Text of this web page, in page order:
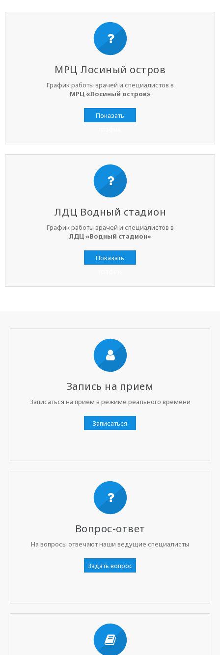
МРЦ Лосиный остров
График работы врачей и специалистов в
МРЦ «Лосиный остров»
Показать
ЛДЦ Водный стадион
График работы врачей и специалистов в
ЛДЦ «Водный стадион»
Показать
Запись на прием
Записаться на прием в режиме реального времени
Записаться
Вопрос-ответ
На вопросы отвечают наши ведущие специалисты
Задать вопрос